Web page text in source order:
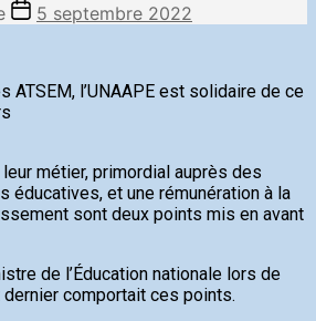
5 septembre 2022
ATSEM, l’UNAAPE est solidaire de ce
métier, primordial auprès des
éducatives, et une rémunération à la
sont deux points mis en avant
de l’Éducation nationale lors de
dernier comportait ces points.